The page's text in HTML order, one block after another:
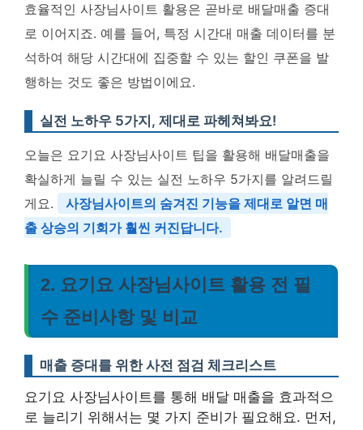
효율적인 사장님사이트 활용은 곧바로 배달매출 증대
로 이어지죠. 예를 들어, 특정 시간대 매출 데이터를 분
석하여 해당 시간대에 집중할 수 있는 할인 쿠폰을 발
행하는 것도 좋은 방법이에요.
실전 노하우 5가지, 제대로 파헤쳐봐요!
오늘은 요기요 사장님사이트 팁을 활용해 배달매출을
확실하게 늘릴 수 있는 실전 노하우 5가지를 알려드릴
게요.
사장님사이트의 숨겨진 기능을 제대로 알면 매
출 상승의 기회가 훨씬 커진답니다.
2. 요기요 사장님사이트 활용 전 필
수 준비사항 및 비교
매출 증대를 위한 사전 점검 체크리스트
요기요 사장님사이트를 통해 배달 매출을 효과적으
로 늘리기 위해서는 몇 가지 준비가 필요해요. 먼저,